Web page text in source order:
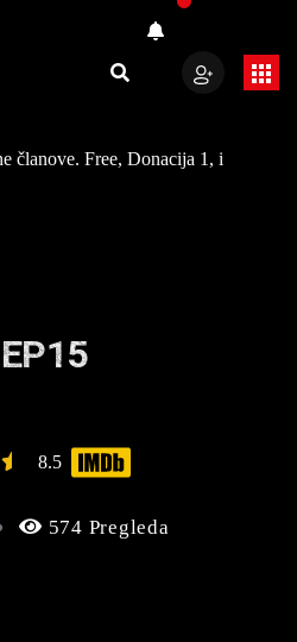
članove. Free, Donacija 1, i
8.5
574 Pregleda